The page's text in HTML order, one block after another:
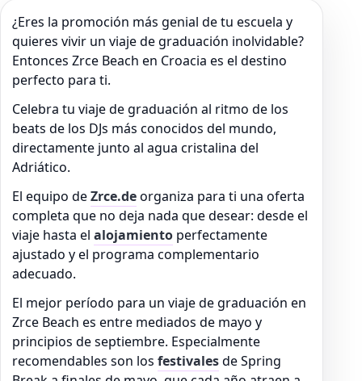
¿Eres la promoción más genial de tu escuela y
quieres vivir un viaje de graduación inolvidable?
Entonces Zrce Beach en Croacia es el destino
perfecto para ti.
Celebra tu viaje de graduación al ritmo de los
beats de los DJs más conocidos del mundo,
directamente junto al agua cristalina del
Adriático.
El equipo deZrce.deorganiza para ti una oferta
completa que no deja nada que desear: desde el
viaje hasta el alojamiento perfectamente
ajustado y el programa complementario
adecuado.
El mejor período para un viaje de graduación en
Zrce Beach es entre mediados de mayo y
principios de septiembre. Especialmente
recomendables son los festivalesde Spring